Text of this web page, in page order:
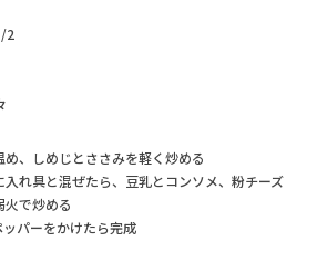
2
、しめじとささみを軽く炒める
れ具と混ぜたら、豆乳とコンソメ、粉チーズ
火で炒める
パーをかけたら完成